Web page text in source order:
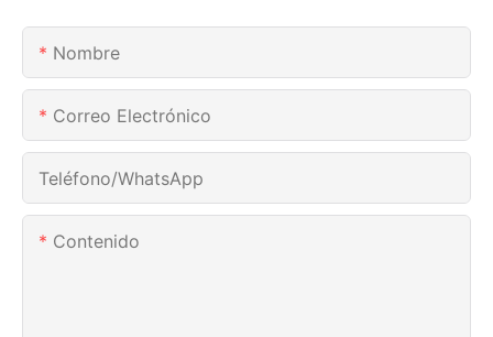
Nombre
Correo Electrónico
Teléfono/WhatsApp
Contenido